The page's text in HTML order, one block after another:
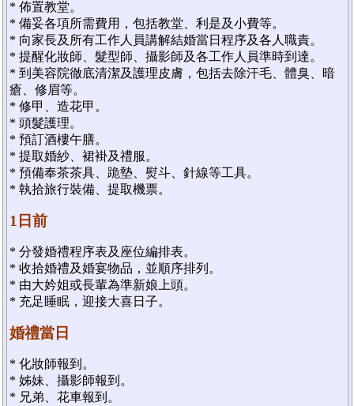
* 佈置教堂。
* 備妥各項所需費用，包括教堂、利是及小費等。
* 向家長及所有工作人員講解結婚當日程序及各人職責。
* 提醒化妝師、髮型師、攝影師及各工作人員準時到達。
* 到美容院徹底清潔及護理皮膚，包括去除汗毛、體臭、暗
瘡、修眉等。
* 修甲、造花甲。
* 頭髮護理。
* 預訂酒樓午膳。
* 提取婚紗、裙褂及禮服。
* 預備奉茶茶具、跪墊、熨斗、針線等工具。
* 執拾旅行裝備、提取機票。
1日前
* 分發婚禮程序表及座位編排表。
* 收拾婚禮及婚宴物品，並順序排列。
* 由大妗姐或長輩為準新娘上頭。
* 充足睡眠，迎接大喜日子。
婚禮當日
* 化妝師報到。
* 姊妹、攝影師報到。
* 兄弟、花車報到。